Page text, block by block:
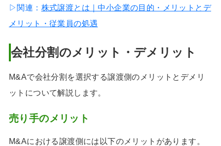
▷関連： 株式譲渡とは｜中小企業の目的・メリットとデ
メリット・従業員の処遇
会社分割のメリット・デメリット
M&Aで会社分割を選択する譲渡側のメリットとデメリ
ットについて解説します。
売り手のメリット
M&Aにおける譲渡側には以下のメリットがあります。